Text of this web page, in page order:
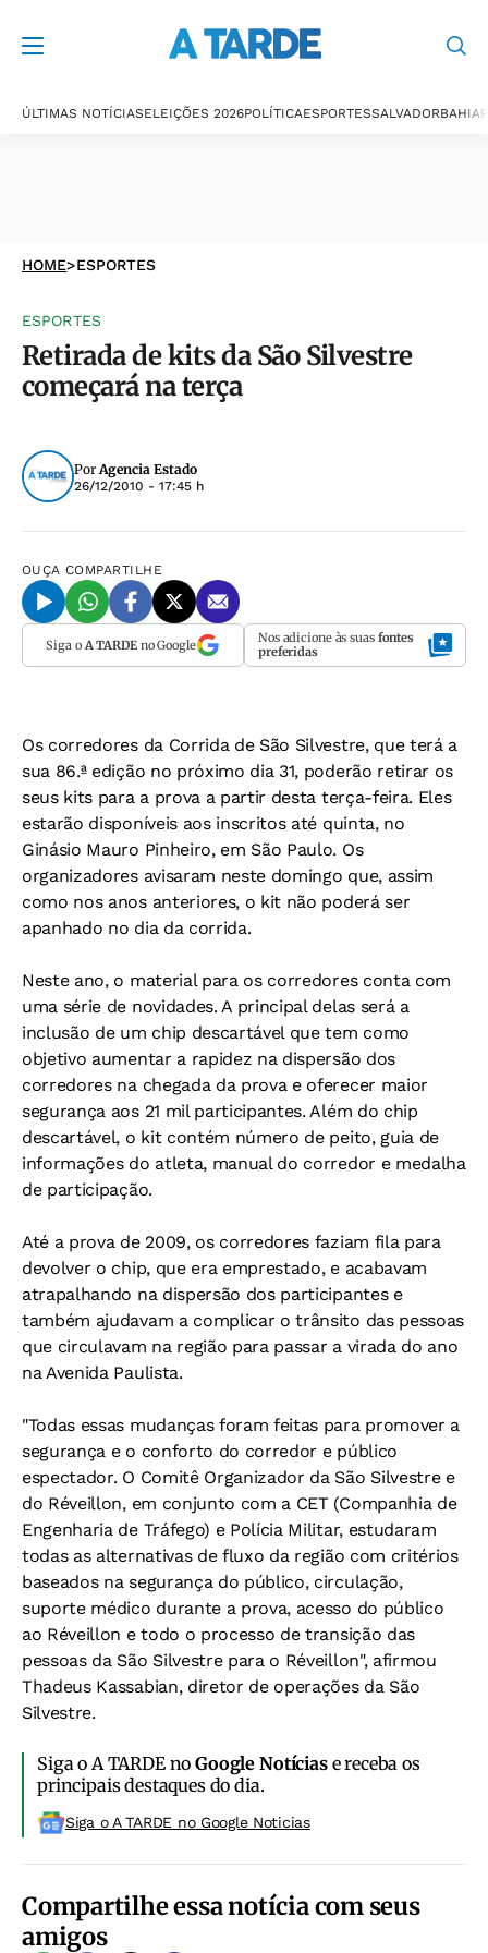
ÚLTIMAS NOTÍCIASELEIÇÕES 2026POLÍTICAESPORTESSALVADORBAHIA
HOME>ESPORTES
ESPORTES
Retirada de kits da São Silvestre
começará na terça
PorAgencia Estado
26/12/2010 - 17:45 h
OUÇA COMPARTILHE
Siga o A TARDEno Google Nos adicione às suas fontes
preferidas
Os corredores da Corrida de São Silvestre, que terá a
sua 86.ª edição no próximo dia 31, poderão retirar os
seus kits para a prova a partir desta terça-feira. Eles
estarão disponíveis aos inscritos até quinta, no
Ginásio Mauro Pinheiro, em São Paulo. Os
organizadores avisaram neste domingo que, assim
como nos anos anteriores, o kit não poderá ser
apanhado no dia da corrida.
Neste ano, o material para os corredores conta com
uma série de novidades. A principal delas será a
inclusão de um chip descartável que tem como
objetivo aumentar a rapidez na dispersão dos
corredores na chegada da prova e oferecer maior
segurança aos 21 mil participantes. Além do chip
descartável, o kit contém número de peito, guia de
informações do atleta, manual do corredor e medalha
de participação.
Até a prova de 2009, os corredores faziam fila para
devolver o chip, que era emprestado, e acabavam
atrapalhando na dispersão dos participantes e
também ajudavam a complicar o trânsito das pessoas
que circulavam na região para passar a virada do ano
na Avenida Paulista.
"Todas essas mudanças foram feitas para promover a
segurança e o conforto do corredor e público
espectador. O Comitê Organizador da São Silvestre e
do Réveillon, em conjunto com a CET (Companhia de
Engenharia de Tráfego) e Polícia Militar, estudaram
todas as alternativas de fluxo da região com critérios
baseados na segurança do público, circulação,
suporte médico durante a prova, acesso do público
ao Réveillon e todo o processo de transição das
pessoas da São Silvestre para o Réveillon", afirmou
Thadeus Kassabian, diretor de operações da São
Silvestre.
Siga o A TARDE noGoogle Notíciase receba os
principais destaques do dia.
Siga o A TARDE no Google Noticias
Compartilhe essa notícia com seus
amigos